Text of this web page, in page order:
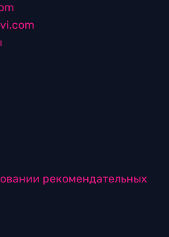
рекомендательных